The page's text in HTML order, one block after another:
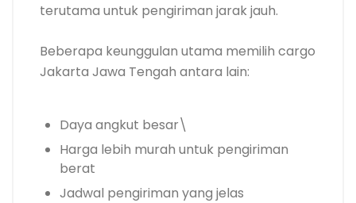
terutama untuk pengiriman jarak jauh.
Beberapa keunggulan utama memilih cargo
Jakarta Jawa Tengah antara lain:
Daya angkut besar\
Harga lebih murah untuk pengiriman
berat
Jadwal pengiriman yang jelas